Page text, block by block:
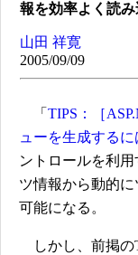
報を効率よく読み
山田 祥寛
2005/09/09
「 TIPS：［
ューを生成するに
ントロールを利
ツ情報から動的
可能になる。
しかし、前掲の